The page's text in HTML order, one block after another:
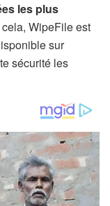
les plus
WipeFile est
sur
sécurité les